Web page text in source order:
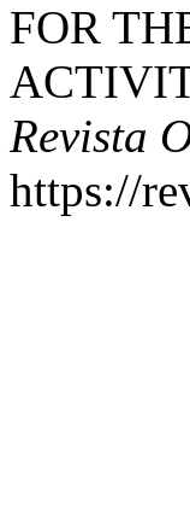
FOR
Revista
https://